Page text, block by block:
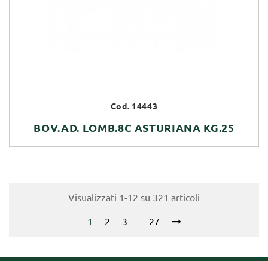
Cod. 14443
BOV.AD. LOMB.8C ASTURIANA KG.25
Visualizzati 1-12 su 321 articoli
1 2 3 27